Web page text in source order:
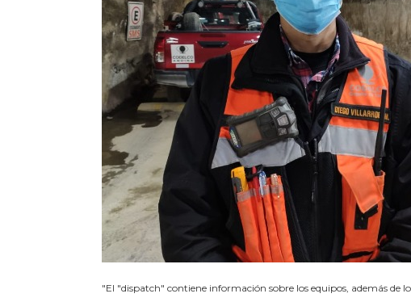
"El "dispatch" contiene información sobre los equipos, además de